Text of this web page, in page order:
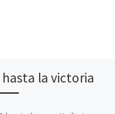
hasta la victoria